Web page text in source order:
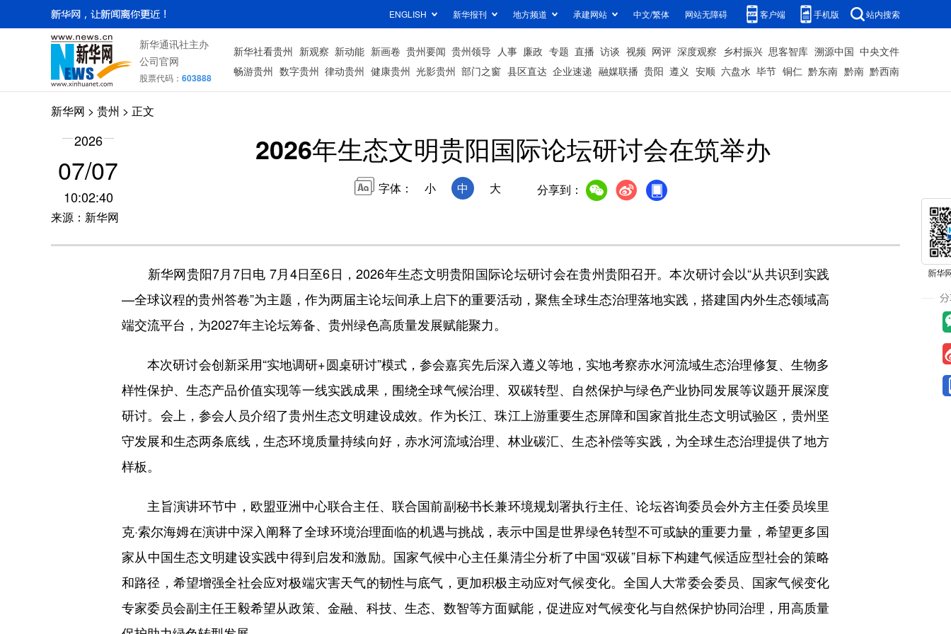
ENGLISH 新华报刊 地方频道 承建网站 中文/繁体 网站无障碍 客户端 手机版 站内搜索
新华通讯社主办
公司官网
股票代码： 603888
新华社看贵州 新观察 新动能 新画卷 贵州要闻 贵州领导 人事 廉政 专题 直播 访谈 视频 网评 深度观察 乡村振兴 思客智库 溯源中国 中央文件
畅游贵州 数字贵州 律动贵州 健康贵州 光影贵州 部门之窗 县区直达 企业速递 融媒联播 贵阳 遵义 安顺 六盘水 毕节 铜仁 黔东南 黔南 黔西南
新华网 > 贵州 > 正文
2026
07/07
10:02:40
来源：新华网
2026年生态文明贵阳国际论坛研讨会在筑举办
字体： 小 中 大 分享到：
新华网贵阳7月7日电 7月4日至6日，2026年生态文明贵阳国际论坛研讨会在贵州贵阳召开。本次研讨会以“从共识到实践
—全球议程的贵州答卷”为主题，作为两届主论坛间承上启下的重要活动，聚焦全球生态治理落地实践，搭建国内外生态领域高
端交流平台，为2027年主论坛筹备、贵州绿色高质量发展赋能聚力。
本次研讨会创新采用“实地调研+圆桌研讨”模式，参会嘉宾先后深入遵义等地，实地考察赤水河流域生态治理修复、生物多
样性保护、生态产品价值实现等一线实践成果，围绕全球气候治理、双碳转型、自然保护与绿色产业协同发展等议题开展深度
研讨。会上，参会人员介绍了贵州生态文明建设成效。作为长江、珠江上游重要生态屏障和国家首批生态文明试验区，贵州坚
守发展和生态两条底线，生态环境质量持续向好，赤水河流域治理、林业碳汇、生态补偿等实践，为全球生态治理提供了地方
样板。
主旨演讲环节中，欧盟亚洲中心联合主任、联合国前副秘书长兼环境规划署执行主任、论坛咨询委员会外方主任委员埃里
克·索尔海姆在演讲中深入阐释了全球环境治理面临的机遇与挑战，表示中国是世界绿色转型不可或缺的重要力量，希望更多国
家从中国生态文明建设实践中得到启发和激励。国家气候中心主任巢清尘分析了中国“双碳”目标下构建气候适应型社会的策略
和路径，希望增强全社会应对极端灾害天气的韧性与底气，更加积极主动应对气候变化。全国人大常委会委员、国家气候变化
专家委员会副主任王毅希望从政策、金融、科技、生态、数智等方面赋能，促进应对气候变化与自然保护协同治理，用高质量